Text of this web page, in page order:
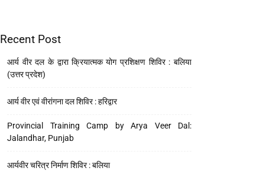
Recent Post
आर्य वीर दल के द्वारा क्रियात्मक योग प्रशिक्षण शिविर : बलिया
(उत्तर प्रदेश)
आर्य वीर एवं वीरांगना दल शिविर : हरिद्वार
Provincial Training Camp by Arya Veer Dal:
Jalandhar, Punjab
आर्यवीर चरित्र निर्माण शिविर : बलिया